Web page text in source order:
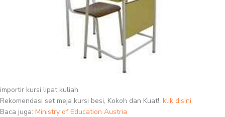
importir kursi lipat kuliah
Rekomendasi set meja kursi besi, Kokoh dan Kuat!, klik disini
Baca juga: Ministry of Education Austria